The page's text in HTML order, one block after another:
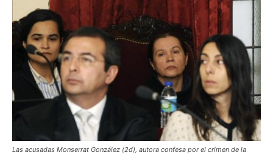
Las acusadas Monserrat González (2d), autora confesa por el crimen de la